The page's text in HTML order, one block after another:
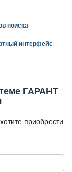
поиска
интерфейс
ГАРАНТ
приобрести